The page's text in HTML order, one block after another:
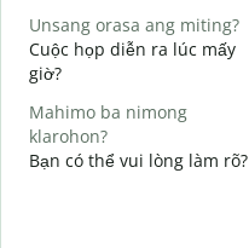
Unsang orasa ang miting?
Cuộc họp diễn ra lúc mấy
giờ?
Mahimo ba nimong
klarohon?
Bạn có thể vui lòng làm rõ?